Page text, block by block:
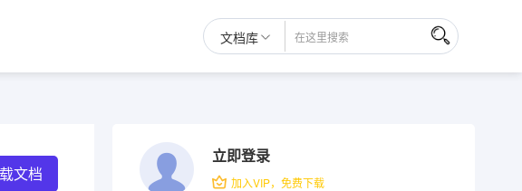
文档库
文档
立即登录
加入VIP，免费下载